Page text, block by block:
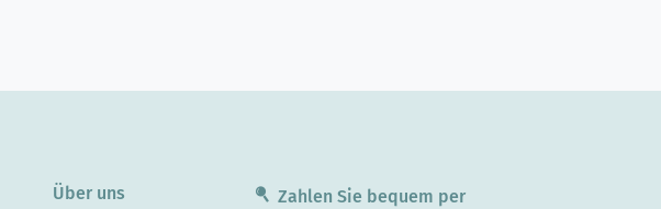
Über uns Zahlen Sie bequem per